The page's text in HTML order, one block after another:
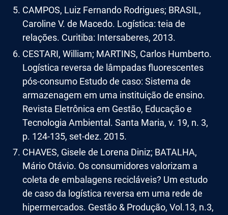
CAMPOS, Luiz Fernando Rodrigues; BRASIL,
Caroline V. de Macedo. Logística: teia de
relações. Curitiba: Intersaberes, 2013.
CESTARI, William; MARTINS, Carlos Humberto.
Logística reversa de lâmpadas fluorescentes
pós-consumo Estudo de caso: Sistema de
armazenagem em uma instituição de ensino.
Revista Eletrônica em Gestão, Educação e
Tecnologia Ambiental. Santa Maria, v. 19, n. 3,
p. 124-135, set-dez. 2015.
CHAVES, Gisele de Lorena Diniz; BATALHA,
Mário Otávio. Os consumidores valorizam a
coleta de embalagens recicláveis? Um estudo
de caso da logística reversa em uma rede de
hipermercados. Gestão & Produção, Vol.13, n.3,